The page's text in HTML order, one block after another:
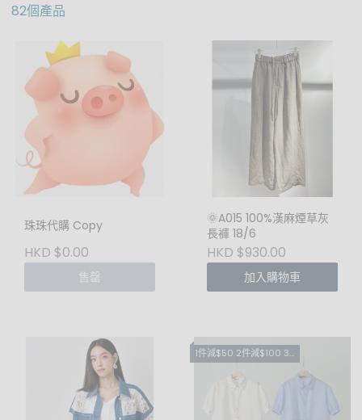
82個產品
珠珠代購 Copy
HKD $0.00
售罄
🌞A015 100%漢麻煙草灰
長褲 18/6
HKD $930.00
加入購物車
1件減$50 2件減$100 3件減$180 RU